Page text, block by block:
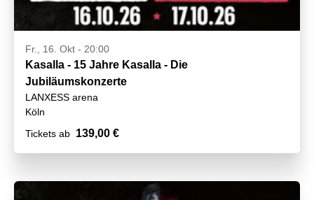
Fr., 16. Okt - 20:00
Kasalla - 15 Jahre Kasalla - Die
Jubiläumskonzerte
LANXESS arena
Köln
Tickets ab 139,00 €